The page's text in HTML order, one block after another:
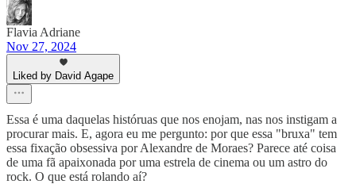
Flavia Adriane
Nov 27, 2024
Liked by David Agape
Essa é uma daquelas históruas que nos enojam, nas nos instigam a
procurar mais. E, agora eu me pergunto: por que essa "bruxa" tem
essa fixação obsessiva por Alexandre de Moraes? Parece até coisa
de uma fã apaixonada por uma estrela de cinema ou um astro do
rock. O que está rolando aí?